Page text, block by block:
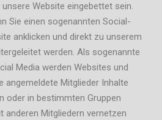
Website eingebettet sein.
Sie einen sogenannten Social-
anklicken und direkt zu unserem
werden. Als sogenannte
Media werden Websites und
angemeldete Mitglieder Inhalte
oder in bestimmten Gruppen
anderen Mitgliedern vernetzen